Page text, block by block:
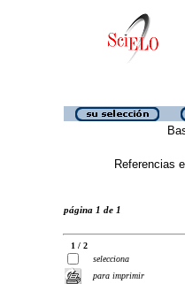
Referencias
página 1 de 1
1 / 2
selecciona
para imprimir